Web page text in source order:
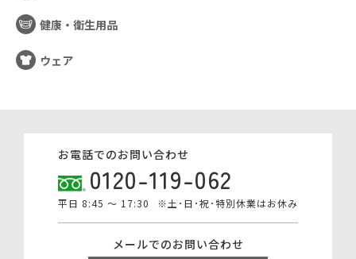
健康・衛生用品
ウェア
お電話でのお問い合わせ
0120-119-062
平日 8:45 ～ 17:30 ※土･日･祝･特別休業はお休み
メールでのお問い合わせ